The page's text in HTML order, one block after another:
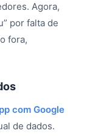
Agora,
por falta de
fora,
com Google
de dados.